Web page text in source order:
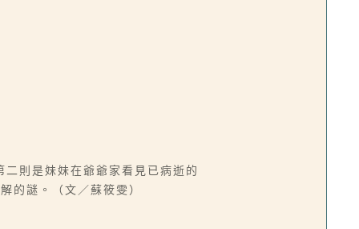
則是妹妹在爺爺家看見已病逝的
的謎。（文／蘇筱雯）